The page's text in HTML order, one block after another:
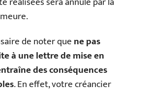
de noter quene pas
à une lettre de mise en
des conséquences
. En effet, votre créancier